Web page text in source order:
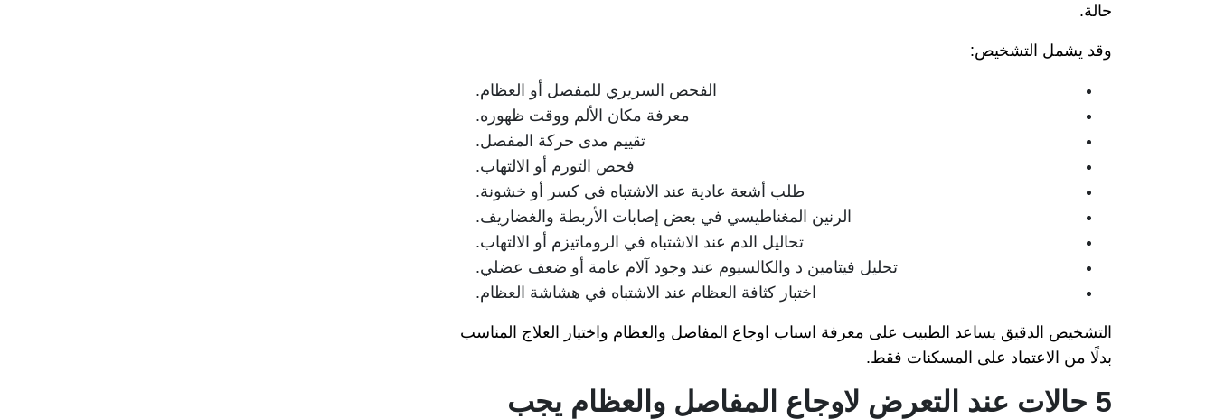
حالة.
وقد يشمل التشخيص:
الفحص السريري للمفصل أو العظام.
معرفة مكان الألم ووقت ظهوره.
تقييم مدى حركة المفصل.
فحص التورم أو الالتهاب.
طلب أشعة عادية عند الاشتباه في كسر أو خشونة.
الرنين المغناطيسي في بعض إصابات الأربطة والغضاريف.
تحاليل الدم عند الاشتباه في الروماتيزم أو الالتهاب.
تحليل فيتامين د والكالسيوم عند وجود آلام عامة أو ضعف عضلي.
اختبار كثافة العظام عند الاشتباه في هشاشة العظام.
التشخيص الدقيق يساعد الطبيب على معرفة اسباب اوجاع المفاصل والعظام واختيار العلاج المناسب
بدلًا من الاعتماد على المسكنات فقط.
5 حالات عند التعرض لاوجاع المفاصل والعظام يجب